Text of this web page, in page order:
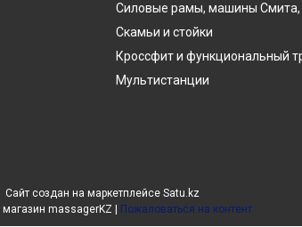
Силовые рамы, машины Смита,
Скамьи и стойки
Кроссфит и функциональный
Мультистанции
Сайт создан на маркетплейсе Satu.kz
Пожаловаться на контент